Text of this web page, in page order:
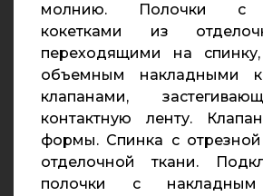
молнию. Полочки с
кокетками из
переходящими на
объемным накладными
клапанами,
контактную ленту.
формы. Спинка с отрезной
отделочной ткани.
полочки с накладным